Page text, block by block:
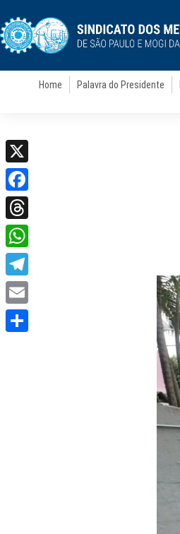
Home Palavra do Presidente
X
Facebook
Threads
WhatsApp
Telegram
Email